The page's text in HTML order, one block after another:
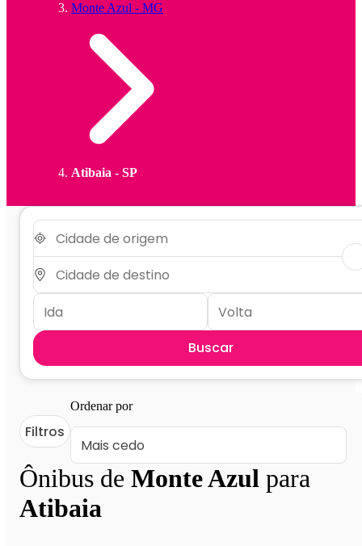
Monte Azul - MG
Atibaia - SP
Buscar
Ônibus de Monte Azul para
Atibaia
Filtros
Ordenar por